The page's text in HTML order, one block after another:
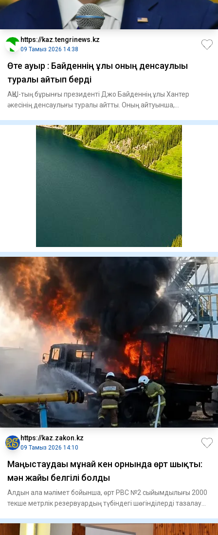
https://kaz.tengrinews.kz
09 Тамыз 2026 14:38
Өте ауыр : Байденнің ұлы оның денсаулығы
туралы айтып берді
АҚШ-тың бұрынғы президенті Джо Байденнің ұлы Хантер
әкесінің денсаулығы туралы айтты. Оның айтуынша,
https://kaz.zakon.kz
09 Тамыз 2026 14:10
Маңғыстаудағы мұнай кен орнында өрт шықты:
мән жайы белгілі болды
Алдын ала мәлімет бойынша, өрт РВС №2 сыйымдылығы 2000
текше метрлік резервуардың түбіндегі шөгінділерді тазалау